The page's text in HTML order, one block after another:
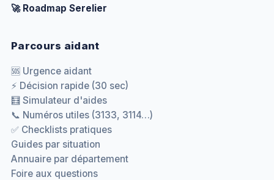
🚀 Roadmap Serelier
Parcours aidant
🆘 Urgence aidant
⚡ Décision rapide (30 sec)
🧮 Simulateur d'aides
📞 Numéros utiles (3133, 3114…)
✅ Checklists pratiques
Guides par situation
Annuaire par département
Foire aux questions